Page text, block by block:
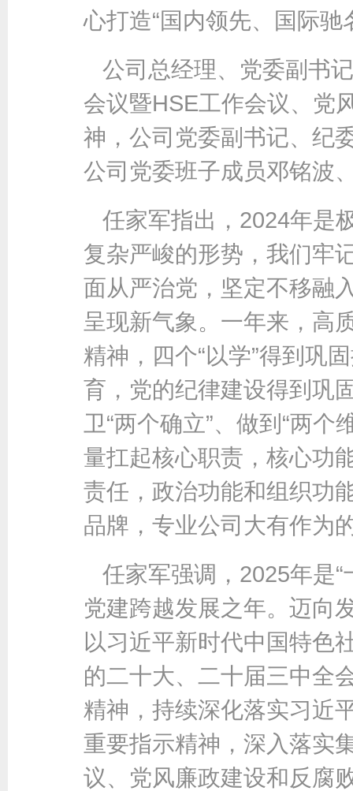
心打造“国内领先、国际
公司总经理、党委副书
会议暨HSE工作会议、党
神，公司党委副书记、纪
公司党委班子成员邓铭波
任家军指出，2024年是
复杂严峻的形势，我们牢
面从严治党，坚定不移融
呈现新气象。一年来，高
精神，四个“以学”得到巩
育，党的纪律建设得到巩
卫“两个确立”、做到“两
量扛起核心职责，核心功
责任，政治功能和组织功
品牌，专业公司大有作为
任家军强调，2025年是
党建跨越发展之年。迈向
以习近平新时代中国特色
的二十大、二十届三中全
精神，持续深化落实习近
重要指示精神，深入落实
议、党风廉政建设和反腐